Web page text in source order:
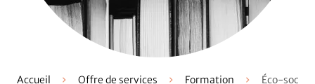
Accueil Offre de services Formation Éco-